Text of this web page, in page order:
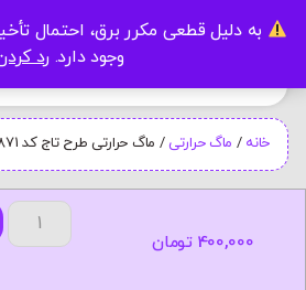
به دلیل قطعی مکرر برق، احتمال
وجود دارد. رد
خانه / ماگ حرارتی/ ماگ حرارتی طرح تاج کد 1871
400,000 تومان